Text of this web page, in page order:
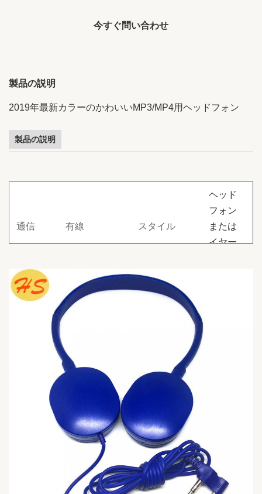
今すぐ問い合わせ
製品の説明
2019年最新カラーのかわいいMP3/MP4用ヘッドフォン
製品の説明
通信 有線 スタイル
ヘッド
フォン
または
イヤー
3.5MMまたは
デュアルピン
ポータブルメ
ディアプレー
ヤー、携帯電
ケーブル素材
カバー ABS
インピーダン
32Ω
品